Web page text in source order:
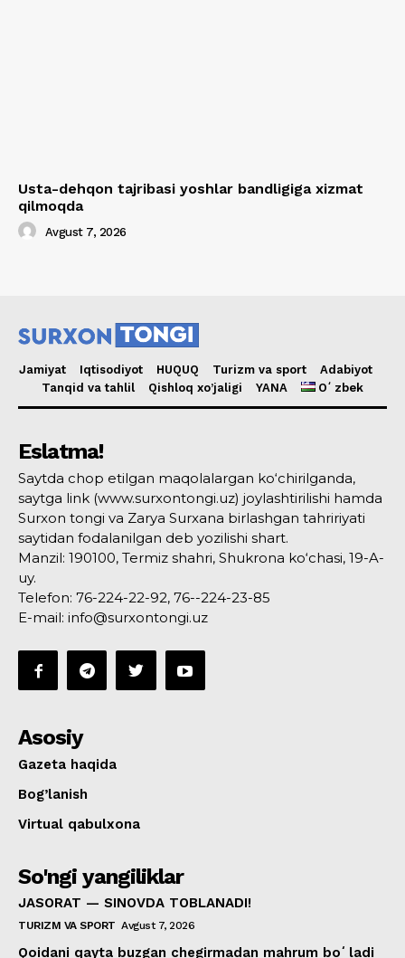
Usta-dehqon tajribasi yoshlar bandligiga xizmat
qilmoqda
Avgust 7, 2026
Jamiyat Iqtisodiyot HUQUQ Turizm va sport
Adabiyot
Tanqid va tahlil
Qishloq xo’jaligi YANA Oʻzbek
Eslatma!
Saytda chop etilgan maqolalargan ko‘chirilganda,
saytga link (www.surxontongi.uz) joylashtirilishi hamda
Surxon tongi va Zarya Surxana birlashgan tahririyati
saytidan fodalanilgan deb yozilishi shart.
Manzil: 190100, Termiz shahri, Shukrona ko‘chasi, 19-A-
uy.
Telefon: 76-224-22-92, 76--224-23-85
E-mail: info@surxontongi.uz
Asosiy
Gazeta haqida
Bog’lanish
Virtual qabulxona
So'ngi yangiliklar
JASORAT — SINOVDA TOBLANADI!
TURIZM VA SPORT Avgust 7, 2026
Qoidani qayta buzgan chegirmadan mahrum boʻladi